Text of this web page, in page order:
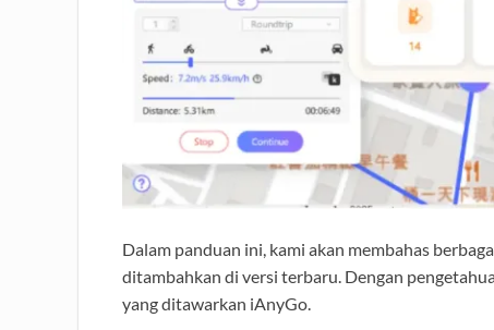
Dalam panduan ini, kami akan membahas
ditambahkan di versi terbaru. Dengan
yang ditawarkan iAnyGo.